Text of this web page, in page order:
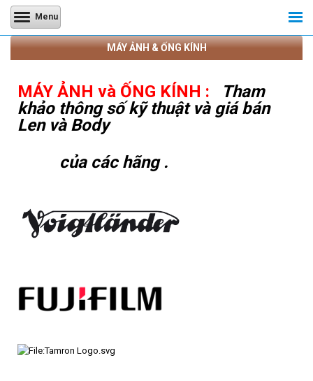
Menu
MÁY ẢNH & ỐNG KÍNH
MÁY ẢNH và ỐNG KÍNH :
Tham
khảo thông số kỹ thuật và giá bán
Len và Body
của các hãng .